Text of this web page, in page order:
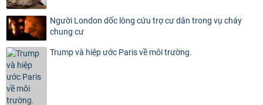
Người London dốc lòng cứu trợ cư dân trong vụ cháy
chung cư
Trump và hiệp ước Paris về môi trường.